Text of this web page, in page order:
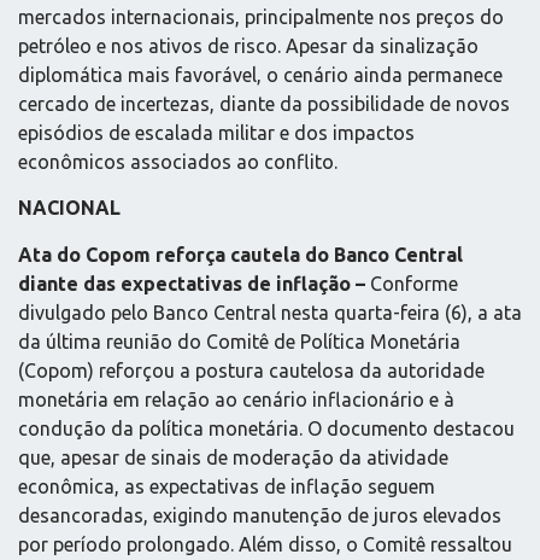
mercados internacionais, principalmente nos preços do
petróleo e nos ativos de risco. Apesar da sinalização
diplomática mais favorável, o cenário ainda permanece
cercado de incertezas, diante da possibilidade de novos
episódios de escalada militar e dos impactos
econômicos associados ao conflito.
NACIONAL
Ata do Copom reforça cautela do Banco Central
diante das expectativas de inflação – Conforme
divulgado pelo Banco Central nesta quarta-feira (6), a ata
da última reunião do Comitê de Política Monetária
(Copom) reforçou a postura cautelosa da autoridade
monetária em relação ao cenário inflacionário e à
condução da política monetária. O documento destacou
que, apesar de sinais de moderação da atividade
econômica, as expectativas de inflação seguem
desancoradas, exigindo manutenção de juros elevados
por período prolongado. Além disso, o Comitê ressaltou